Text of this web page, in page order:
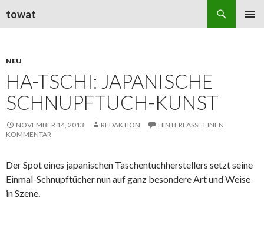
towat
NEU
HA-TSCHI: JAPANISCHE
SCHNUPFTUCH-KUNST
NOVEMBER 14, 2013 REDAKTION
HINTERLASSE EINEN
KOMMENTAR
Der Spot eines japanischen Taschentuchherstellers setzt seine
Einmal-Schnupftücher nun auf ganz besondere Art und Weise
in Szene.